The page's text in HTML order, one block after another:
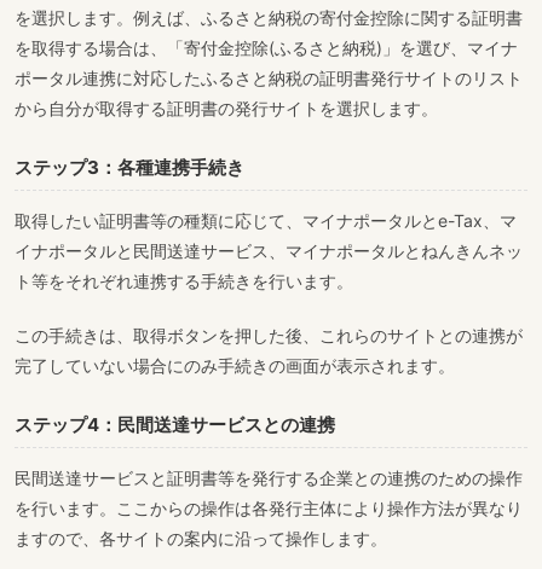
を選択します。例えば、ふるさと納税の寄付金控除に関する証明書
を取得する場合は、「寄付金控除(ふるさと納税)」を選び、マイナ
ポータル連携に対応したふるさと納税の証明書発行サイトのリスト
から自分が取得する証明書の発行サイトを選択します。
ステップ3：各種連携手続き
取得したい証明書等の種類に応じて、マイナポータルとe-Tax、マ
イナポータルと民間送達サービス、マイナポータルとねんきんネッ
ト等をそれぞれ連携する手続きを行います。
この手続きは、取得ボタンを押した後、これらのサイトとの連携が
完了していない場合にのみ手続きの画面が表示されます。
ステップ4：民間送達サービスとの連携
民間送達サービスと証明書等を発行する企業との連携のための操作
を行います。ここからの操作は各発行主体により操作方法が異なり
ますので、各サイトの案内に沿って操作します。